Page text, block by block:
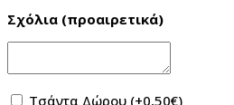
Σχόλια (προαιρετικά)
Τσάντα Δώρου (+0,50€)